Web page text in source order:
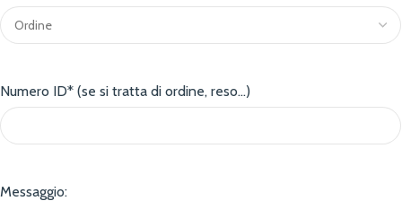
Numero ID* (se si tratta di ordine, reso...)
Messaggio: